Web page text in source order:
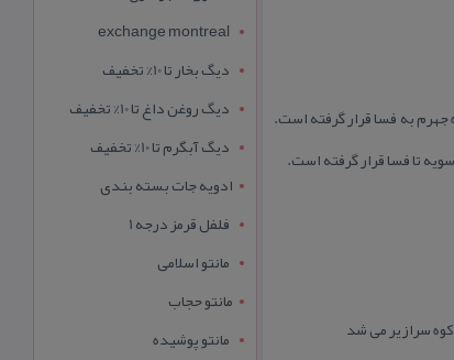
در ۲۵ كیلو متری شهرستان جهرم در جاده جهرم به فسا قرار گرفته است.
سرازیر می شد
exchange montreal
دیگ بخار تا 10% تخفیف
دیگ روغن داغ تا 10% تخفیف
دیگ آبگرم تا 10% تخفیف
ادویه جات بسته بندی
فلفل قرمز درجه 1
مانتو اسلامی
مانتو حجاب
مانتو پوشیده